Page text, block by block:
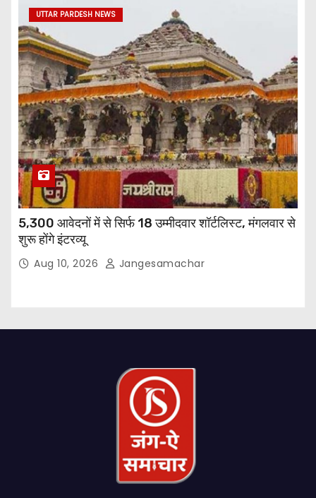
UTTAR PARDESH NEWS
5,300 आवेदनों में से सिर्फ 18 उम्मीदवार शॉर्टलिस्ट, मंगलवार से
शुरू होंगे इंटरव्यू
Aug 10, 2026 Jangesamachar